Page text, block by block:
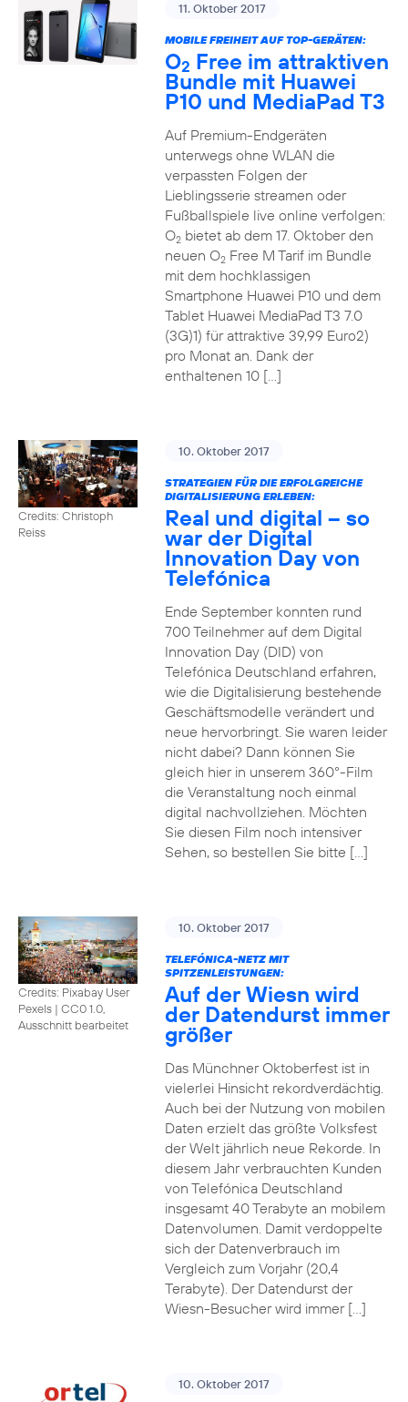
11. Oktober 2017
MOBILE FREIHEIT AUF TOP-GERÄTEN:
O2 Free im attraktiven
Bundle mit Huawei
P10 und MediaPad T3
Auf Premium-Endgeräten
unterwegs ohne WLAN die
verpassten Folgen der
Lieblingsserie streamen oder
Fußballspiele live online verfolgen:
O2bietet ab dem 17. Oktober den
neuen O2Free M Tarif im Bundle
mit dem hochklassigen
Smartphone Huawei P10 und dem
Tablet Huawei MediaPad T3 7.0
(3G)1) für attraktive 39,99 Euro2)
pro Monat an. Dank der
enthaltenen 10 […]
Credits: Christoph
Reiss
10. Oktober 2017
STRATEGIEN FÜR DIE ERFOLGREICHE
DIGITALISIERUNG ERLEBEN:
Real und digital – so
war der Digital
Innovation Day von
Telefónica
Ende September konnten rund
700 Teilnehmer auf dem Digital
Innovation Day (DID) von
Telefónica Deutschland erfahren,
wie die Digitalisierung bestehende
Geschäftsmodelle verändert und
neue hervorbringt. Sie waren leider
nicht dabei? Dann können Sie
gleich hier in unserem 360°-Film
die Veranstaltung noch einmal
digital nachvollziehen. Möchten
Sie diesen Film noch intensiver
Sehen, so bestellen Sie bitte […]
Credits: Pixabay User
Pexels | CC0 1.0,
Ausschnitt bearbeitet
10. Oktober 2017
TELEFÓNICA-NETZ MIT
SPITZENLEISTUNGEN:
Auf der Wiesn wird
der Datendurst immer
größer
Das Münchner Oktoberfest ist in
vielerlei Hinsicht rekordverdächtig.
Auch bei der Nutzung von mobilen
Daten erzielt das größte Volksfest
der Welt jährlich neue Rekorde. In
diesem Jahr verbrauchten Kunden
von Telefónica Deutschland
insgesamt 40 Terabyte an mobilem
Datenvolumen. Damit verdoppelte
sich der Datenverbrauch im
Vergleich zum Vorjahr (20,4
Terabyte). Der Datendurst der
Wiesn-Besucher wird immer […]
10. Oktober 2017